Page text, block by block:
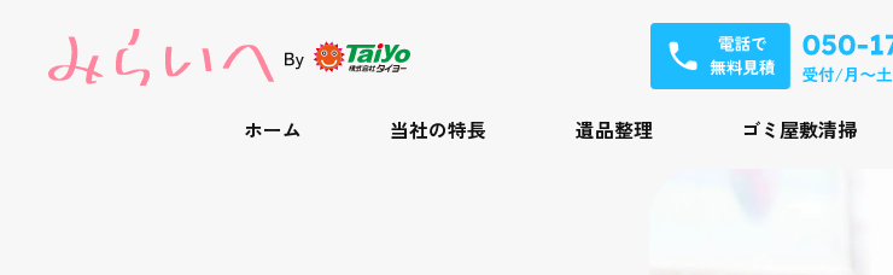
ホーム 当社の特長 遺品整理 ゴミ屋敷清掃